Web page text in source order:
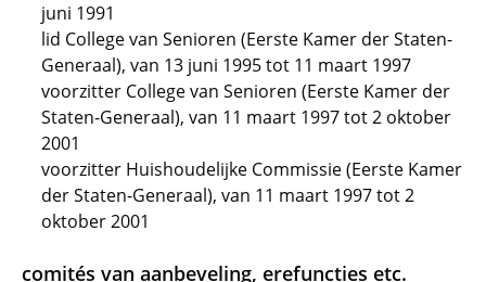
juni 1991
lid College van Senioren (Eerste Kamer der Staten-
Generaal), van 13 juni 1995 tot 11 maart 1997
voorzitter College van Senioren (Eerste Kamer der
Staten-Generaal), van 11 maart 1997 tot 2 oktober
2001
voorzitter Huishoudelijke Commissie (Eerste Kamer
der Staten-Generaal), van 11 maart 1997 tot 2
oktober 2001
comités van aanbeveling, erefuncties etc.